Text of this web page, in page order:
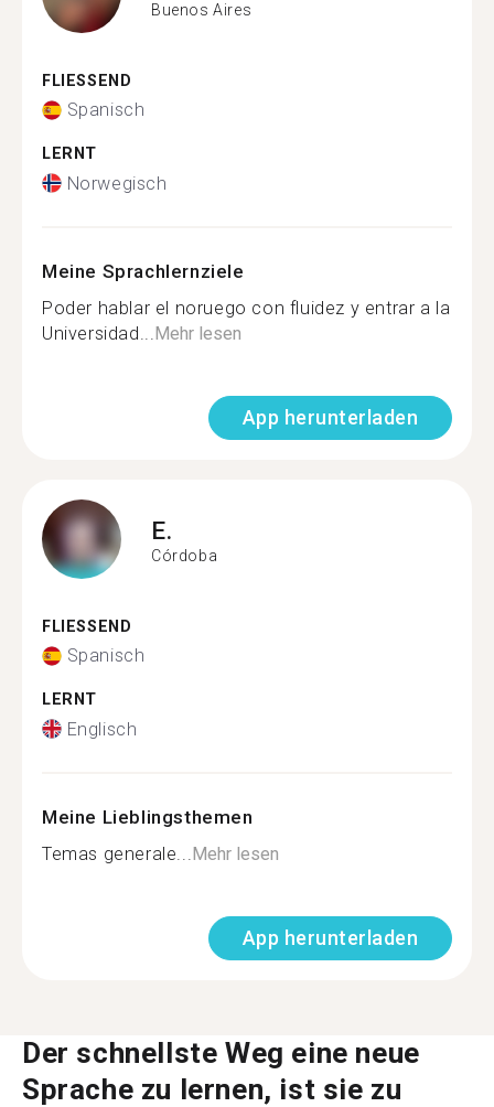
Buenos Aires
FLIESSEND
Spanisch
LERNT
Norwegisch
Meine Sprachlernziele
Poder hablar el noruego con fluidez y entrar a la
Universidad... Mehr lesen
App herunterladen
E.
Córdoba
FLIESSEND
Spanisch
LERNT
Englisch
Meine Lieblingsthemen
Temas generale... Mehr lesen
App herunterladen
Der schnellste Weg eine neue
Sprache zu lernen, ist sie zu